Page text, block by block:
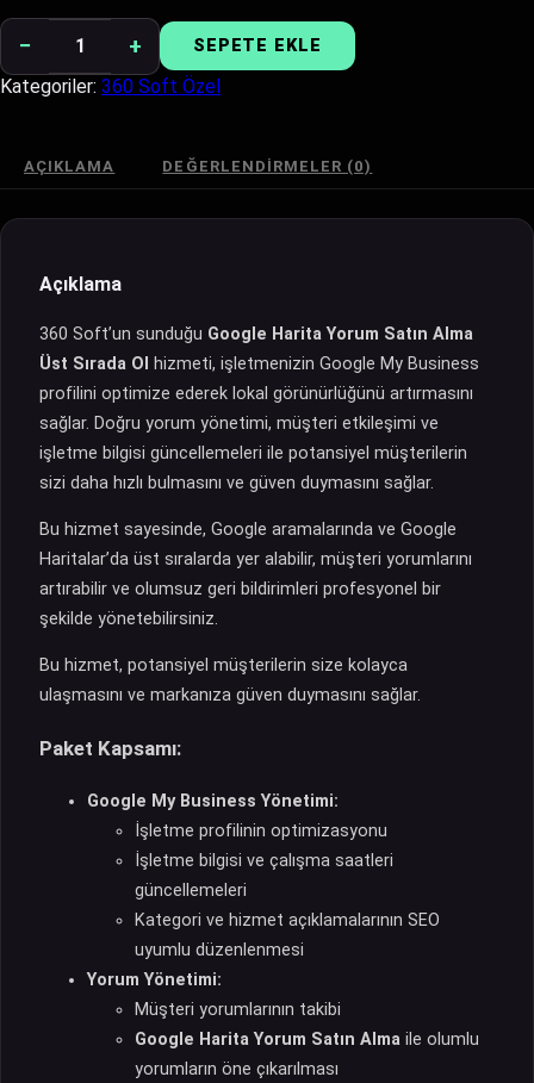
Harita
Yorum
Üst
Sırada
Ol
adet
− + SEPETE EKLE
Kategoriler: 360 Soft Özel
AÇIKLAMA DEĞERLENDIRMELER (0)
Açıklama
360 Soft’un sunduğu Google Harita Yorum Satın Alma
Üst Sırada Ol
hizmeti, işletmenizin Google My Business
profilini optimize ederek lokal görünürlüğünü artırmasını
sağlar. Doğru yorum yönetimi, müşteri etkileşimi ve
işletme bilgisi güncellemeleri ile potansiyel müşterilerin
sizi daha hızlı bulmasını ve güven duymasını sağlar.
Bu hizmet sayesinde, Google aramalarında ve Google
Haritalar’da üst sıralarda yer alabilir, müşteri yorumlarını
artırabilir ve olumsuz geri bildirimleri profesyonel bir
şekilde yönetebilirsiniz.
Bu hizmet, potansiyel müşterilerin size kolayca
ulaşmasını ve markanıza güven duymasını sağlar.
Paket Kapsamı:
Google My Business Yönetimi:
İşletme profilinin optimizasyonu
İşletme bilgisi ve çalışma saatleri
güncellemeleri
Kategori ve hizmet açıklamalarının SEO
uyumlu düzenlenmesi
Yorum Yönetimi:
Müşteri yorumlarının takibi
Google Harita Yorum Satın Alma ile olumlu
yorumların öne çıkarılması